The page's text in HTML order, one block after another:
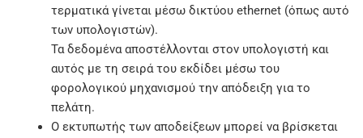
τερματικά γίνεται μέσω δικτύου ethernet (όπως αυτό
των υπολογιστών).
Τα δεδομένα αποστέλλονται στον υπολογιστή και
αυτός με τη σειρά του εκδίδει μέσω του
φορολογικού μηχανισμού την απόδειξη για το
πελάτη.
Ο εκτυπωτής των αποδείξεων μπορεί να βρίσκεται